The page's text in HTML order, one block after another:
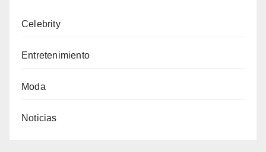
Celebrity
Entretenimiento
Moda
Noticias